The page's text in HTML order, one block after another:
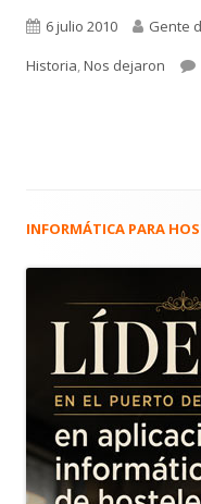
Publicado
el
6 julio 2010 Autor
Gente
Historia,Nos dejaron
Barra
principal
INFORMÁTICA PARA